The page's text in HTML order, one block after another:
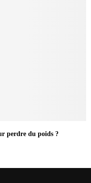
perdre du poids ?